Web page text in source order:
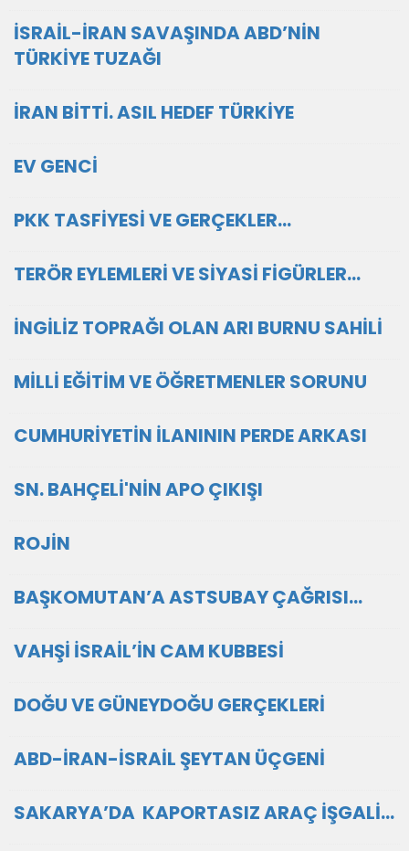
İSRAİL-İRAN SAVAŞINDA ABD’NİN
TÜRKİYE TUZAĞI
İRAN BİTTİ. ASIL HEDEF TÜRKİYE
EV GENCİ
PKK TASFİYESİ VE GERÇEKLER...
TERÖR EYLEMLERİ VE SİYASİ FİGÜRLER...
İNGİLİZ TOPRAĞI OLAN ARI BURNU SAHİLİ
MİLLİ EĞİTİM VE ÖĞRETMENLER SORUNU
CUMHURİYETİN İLANININ PERDE ARKASI
SN. BAHÇELİ'NİN APO ÇIKIŞI
ROJİN
BAŞKOMUTAN’A ASTSUBAY ÇAĞRISI...
VAHŞİ İSRAİL’İN CAM KUBBESİ
DOĞU VE GÜNEYDOĞU GERÇEKLERİ
ABD-İRAN-İSRAİL ŞEYTAN ÜÇGENİ
SAKARYA’DA KAPORTASIZ ARAÇ İŞGALİ…